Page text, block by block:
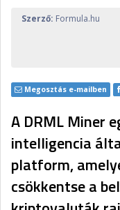
Szerző: Formula.hu
Megosztás e-mailben
A DRML Miner
intelligencia
platform,
csökkentse a